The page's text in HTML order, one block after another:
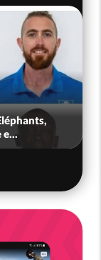
e...